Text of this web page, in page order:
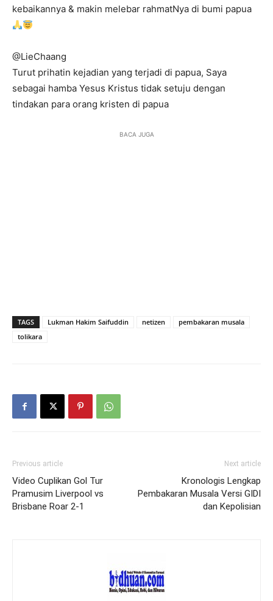
kebaikannya & makin melebar rahmatNya di bumi papua
@LieChaang
Turut prihatin kejadian yang terjadi di papua, Saya
sebagai hamba Yesus Kristus tidak setuju dengan
tindakan para orang kristen di papua
BACA JUGA
TAGS Lukman Hakim Saifuddin netizen
pembakaran musala
tolikara
Previous article
Video Cuplikan Gol Tur
Pramusim Liverpool vs
Brisbane Roar 2-1
Next article
Kronologis Lengkap
Pembakaran Musala Versi GIDI
dan Kepolisian